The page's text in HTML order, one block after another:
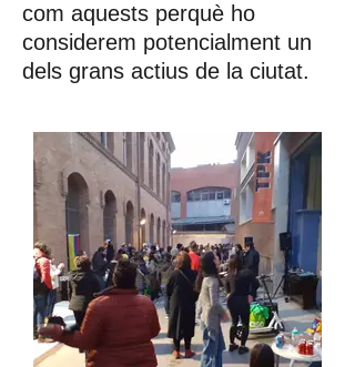
com aquests perquè ho
considerem potencialment un
dels grans actius de la ciutat.